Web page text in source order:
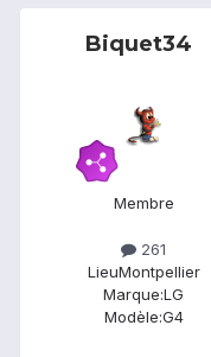
Biquet34
Membre
261
LieuMontpellier
Marque:LG
Modèle:G4